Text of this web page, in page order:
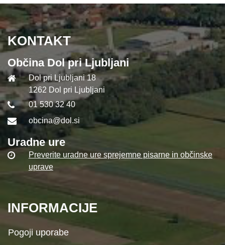
KONTAKT
Občina Dol pri Ljubljani
Dol pri Ljubljani 18
1262 Dol pri Ljubljani
01 530 32 40
obcina@dol.si
Uradne ure
Preverite uradne ure sprejemne pisarne in občinske
uprave
INFORMACIJE
Pogoji uporabe